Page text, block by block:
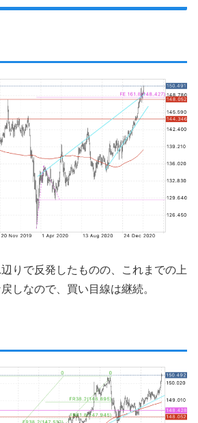
りで反発したものの、これまでの上
しなので、買い目線は継続。